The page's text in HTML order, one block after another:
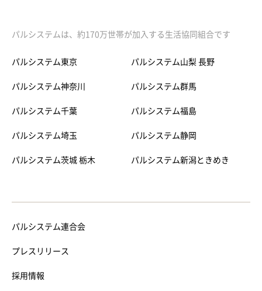
パルシステムは、約170万世帯が加入する生活協同組合です
パルシステム東京
パルシステム神奈川
パルシステム千葉
パルシステム埼玉
パルシステム茨城 栃木
パルシステム山梨 長野
パルシステム群馬
パルシステム福島
パルシステム静岡
パルシステム新潟ときめき
パルシステム連合会
プレスリリース
採用情報